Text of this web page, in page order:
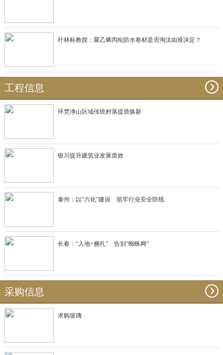
叶林标教授：聚乙烯丙纶防水卷材是否淘汰由谁决定？
工程信息
环梵净山区域传统村落提质焕新
银川提升建筑业发展质效
泰州：以“六化”建设 筑牢行业安全防线
长春：“入地+捆扎” 告别“蜘蛛网”
采购信息
求购玻璃